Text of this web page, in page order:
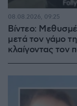
Βίντεο:
μετά τον γάμο
κλαίγοντας τον
08.08.2026, 09:25